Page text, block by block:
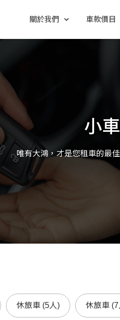
關於我們 車款價目
小
唯有大鴻，才是您租車的最
休旅車 (5人) 休旅車 (7